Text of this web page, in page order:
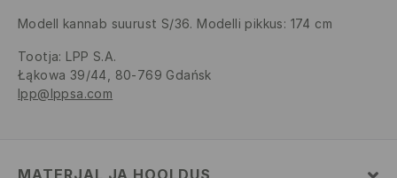
Modell kannab suurust S/36. Modelli pikkus: 174 cm
Tootja: LPP S.A.
Łąkowa 39/44, 80-769 Gdańsk
lpp@lppsa.com